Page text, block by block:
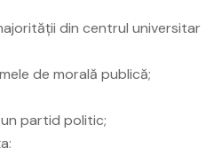
din centrul universitar
de morală publică;
partid politic;